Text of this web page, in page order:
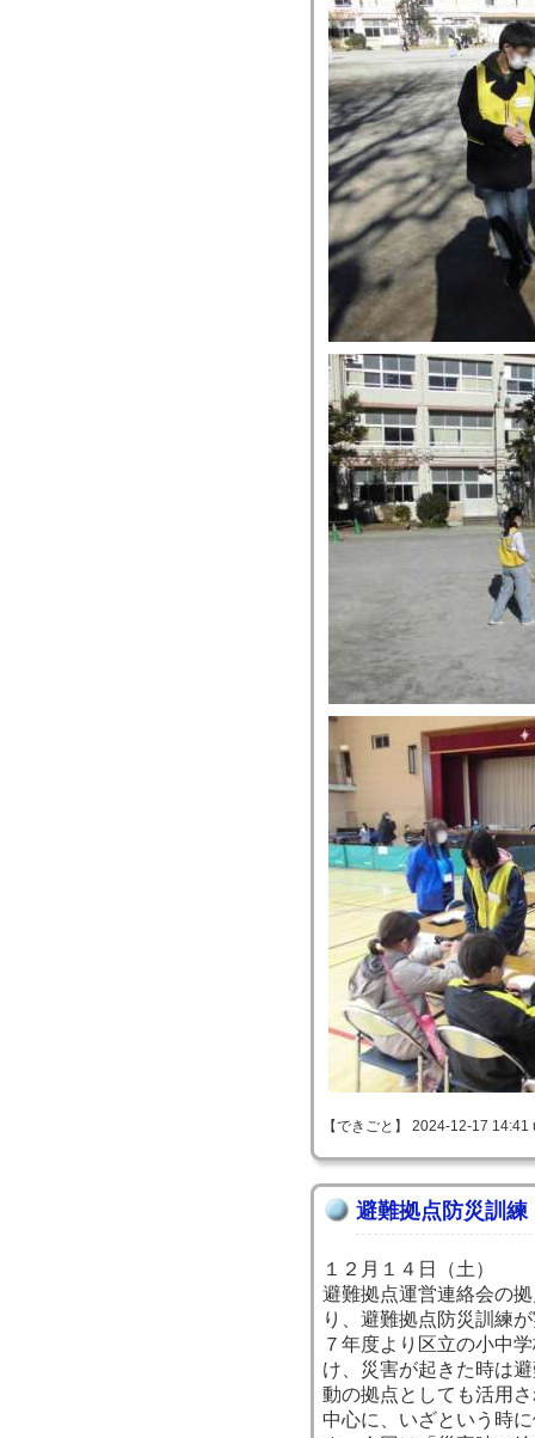
【できごと】 2024-12-17
避難拠点防災訓練
１２月１４日（土）
避難拠点運営連絡会の
り、避難拠点防災訓練
７年度より区立の小中
け、災害が起きた時は
動の拠点としても活用
中心に、いざという時